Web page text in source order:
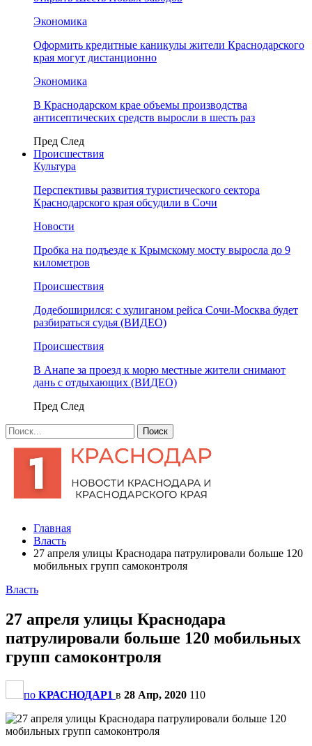
Экономика
Оформить кредитные каникулы жители Краснодарского
края могут дистанционно
Экономика
В Краснодарском крае объемы производства
антисептических средств выросли в шесть раз
Пред След
Происшествия
Культура
Перспективы развития туристического сектора
Краснодарского края обсудили в Сочи
Новости
Пробка на подъезде к Крымскому мосту выросла до 9
километров
Происшествия
Додебоширился: с хулиганом рейса Сочи-Москва будет
разбираться судья (ВИДЕО)
Происшествия
В Анапе за проезд к морю местные жители снимают
дань с отдыхающих (ВИДЕО)
Пред След
Главная
Власть
27 апреля улицы Краснодара патрулировали больше 120
мобильных групп самоконтроля
Власть
27 апреля улицы Краснодара
патрулировали больше 120 мобильных
групп самоконтроля
по КРАСНОДАР1 в 28 Апр, 2020 110